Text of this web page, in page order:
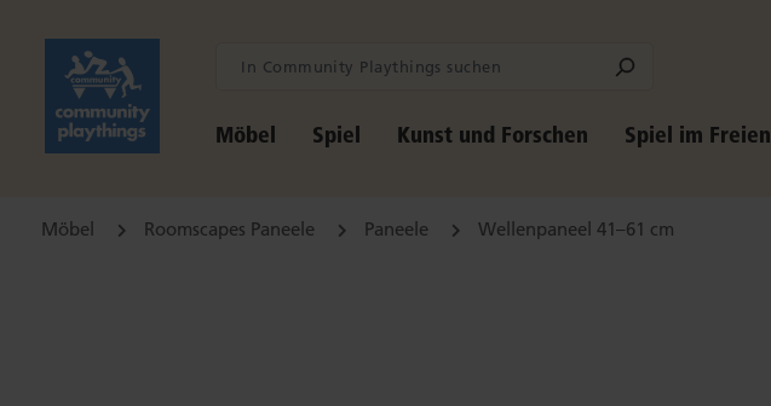
Möbel Spiel Kunst und Forschen Spiel im Freien
Möbel Roomscapes Paneele Paneele Wellenpaneel 41–61 cm